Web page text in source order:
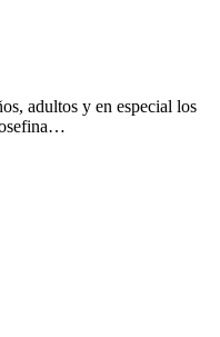
adultos y en especial los